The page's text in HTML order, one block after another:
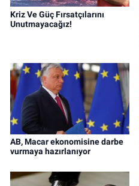
Kriz Ve Güç Fırsatçılarını
Unutmayacağız!
AB, Macar ekonomisine darbe
vurmaya hazırlanıyor